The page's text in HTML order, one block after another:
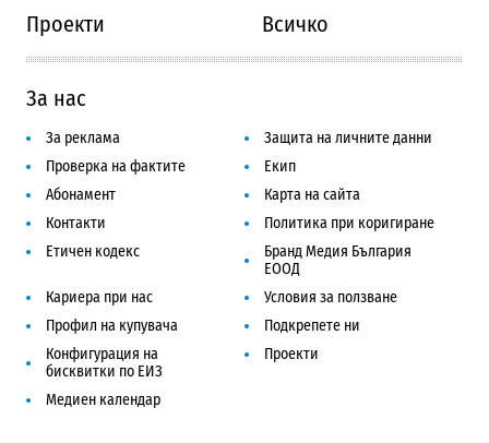
Проекти
Всичко
За нас
За реклама
Защита на личните данни
Проверка на фактите
Екип
Абонамент
Карта на сайта
Контакти
Политика при коригиране
Етичен кодекс
Бранд Медия България
ЕООД
Кариера при нас
Условия за ползване
Профил на купувача
Подкрепете ни
Конфигурация на
бисквитки по ЕИЗ
Проекти
Медиен календар